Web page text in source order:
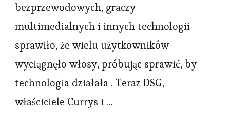
bezprzewodowych, graczy
multimedialnych i innych technologii
sprawiło, że wielu użytkowników
wyciągnęło włosy, próbując sprawić, by
technologia działała . Teraz DSG,
właściciele Currys i …